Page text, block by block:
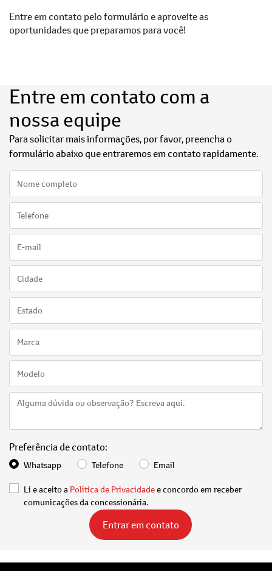
Entre em contato pelo formulário e aproveite as
oportunidades que preparamos para você!
Entre em contato com a
nossa equipe
Para solicitar mais informações, por favor, preencha o
formulário abaixo que entraremos em contato rapidamente.
Preferência de contato:
Whatsapp Telefone Email
Li e aceito a Política de Privacidadee concordo em receber
comunicações da concessionária.
Entrar em contato